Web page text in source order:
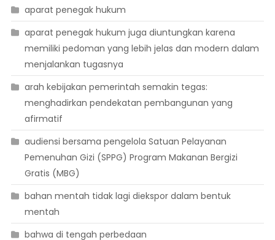
aparat penegak hukum
aparat penegak hukum juga diuntungkan karena
memiliki pedoman yang lebih jelas dan modern dalam
menjalankan tugasnya
arah kebijakan pemerintah semakin tegas:
menghadirkan pendekatan pembangunan yang
afirmatif
audiensi bersama pengelola Satuan Pelayanan
Pemenuhan Gizi (SPPG) Program Makanan Bergizi
Gratis (MBG)
bahan mentah tidak lagi diekspor dalam bentuk
mentah
bahwa di tengah perbedaan